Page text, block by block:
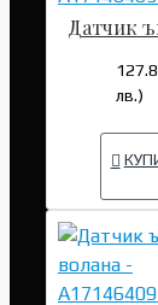
Датчик
лв.)